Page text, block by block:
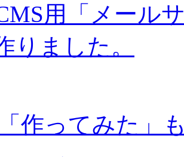
用「メール
りました。
作ってみた」